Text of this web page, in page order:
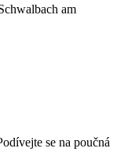
am
se na poučná